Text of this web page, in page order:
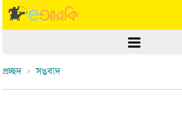
প্রচ্ছদ সঙবাদ